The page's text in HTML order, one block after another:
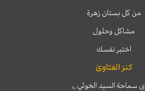
من كل بستان زهرة
مشاكل وحلول
اختبر نفسك
كنز الفتاوىٰ
سماحة السيد الخوئيره